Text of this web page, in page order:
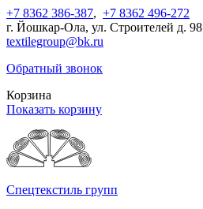
+7 8362 386-387, +7 8362 496-272
г. Йошкар-Ола, ул. Строителей д. 98
textilegroup@bk.ru
Обратный звонок
Корзина
Показать корзину
Спецтекстиль групп